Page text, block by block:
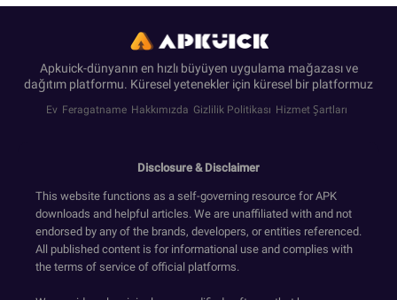
Apkuick-dünyanın en hızlı büyüyen uygulama mağazası ve
dağıtım platformu. Küresel yetenekler için küresel bir platformuz
Ev Feragatname Hakkımızda Gizlilik Politikası Hizmet Şartları
Disclosure & Disclaimer
This website functions as a self-governing resource for APK
downloads and helpful articles. We are unaffiliated with and not
endorsed by any of the brands, developers, or entities referenced.
All published content is for informational use and complies with
the terms of service of official platforms.